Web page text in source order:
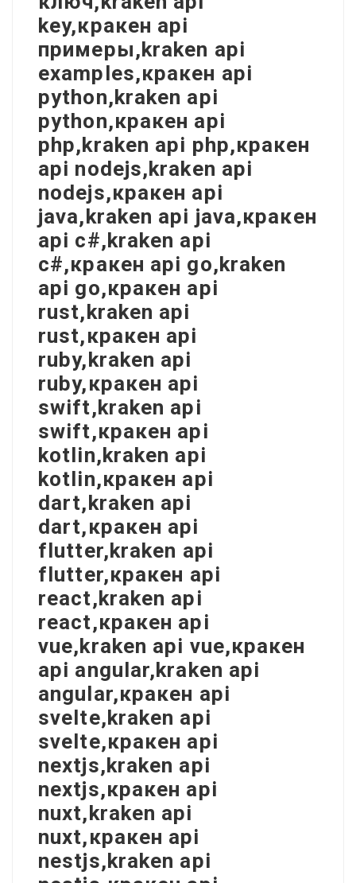
key,кракен api
примеры,kraken api
examples,кракен api
python,kraken api
python,кракен api
php,kraken api php,кракен
api nodejs,kraken api
nodejs,кракен api
java,kraken api java,кракен
api c#,kraken api
c#,кракен api go,kraken
api go,кракен api
rust,kraken api
rust,кракен api
ruby,kraken api
ruby,кракен api
swift,kraken api
swift,кракен api
kotlin,kraken api
kotlin,кракен api
dart,kraken api
dart,кракен api
flutter,kraken api
flutter,кракен api
react,kraken api
react,кракен api
vue,kraken api vue,кракен
api angular,kraken api
angular,кракен api
svelte,kraken api
svelte,кракен api
nextjs,kraken api
nextjs,кракен api
nuxt,kraken api
nuxt,кракен api
nestjs,kraken api